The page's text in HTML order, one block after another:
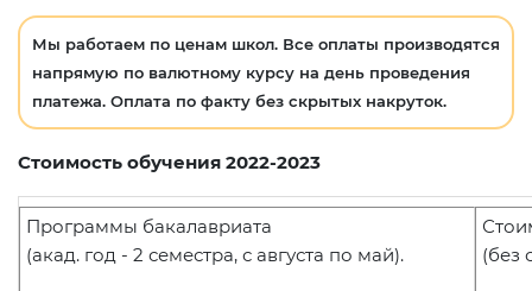
Мы работаем по ценам школ. Все оплаты производятся
напрямую по валютному курсу на день проведения
платежа. Оплата по факту без скрытых накруток.
Стоимость обучения 2022-2023
Программы бакалавриата
(акад. год - 2 семестра, с августа по май).
(без